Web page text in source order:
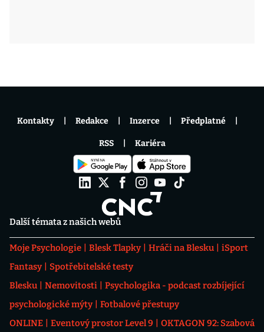
Další témata z našich webů
Moje Psychologie Blesk Tlapky Hráči na Blesku
iSport
Fantasy
Spotřebitelské testy
Blesku
Nemovitosti
Psychologika - podcast rozbíjející
psychologické mýty
Fotbalové přestupy
ONLINE
Eventový prostor Level 9
OKTAGON 92: Szabová
Kontakty Redakce Inzerce Předplatné
RSS Kariéra